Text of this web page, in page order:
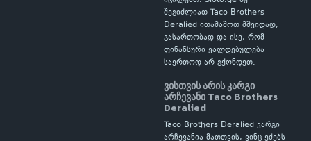
შეგიძლიათ Taco Brothers
Deralied ითამაშოთ მშვიდად,
გასართობად და ისე, რომ
ფინანსური ვალდებულება
საერთოდ არ გქონდეთ.
ვისთვის არის კარგი
არჩევანი Taco Brothers
Deralied
Taco Brothers Deralied კარგი
არჩევანია მათთვის, ვინც ეძებს